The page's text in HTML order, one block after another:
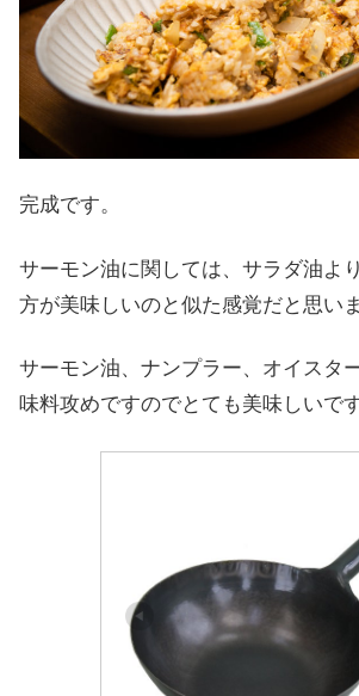
完成です。
サーモン油に関しては、サラダ油よ
方が美味しいのと似た感覚だと思いま
サーモン油、ナンプラー、オイスタ
味料攻めですのでとても美味しいです